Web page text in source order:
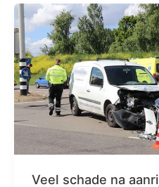
Veel schade na